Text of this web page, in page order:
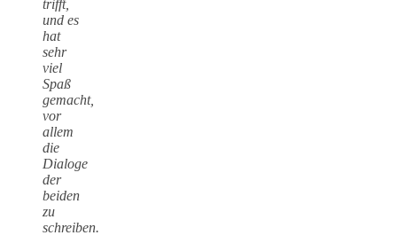
trifft,
und es
hat
sehr
viel
Spaß
gemacht,
vor
allem
die
Dialoge
der
beiden
zu
schreiben.